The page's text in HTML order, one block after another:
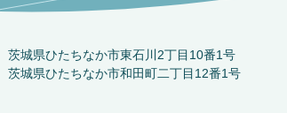
城県ひたちなか市東石川2丁目10番1号
城県ひたちなか市和田町二丁目12番1号